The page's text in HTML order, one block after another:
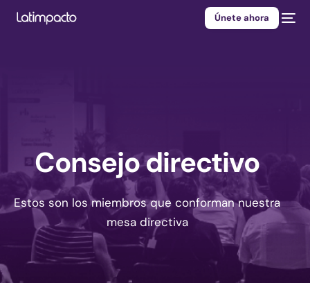
Únete ahora
Consejo directivo
Estos son los miembros que conforman nuestra
mesa directiva